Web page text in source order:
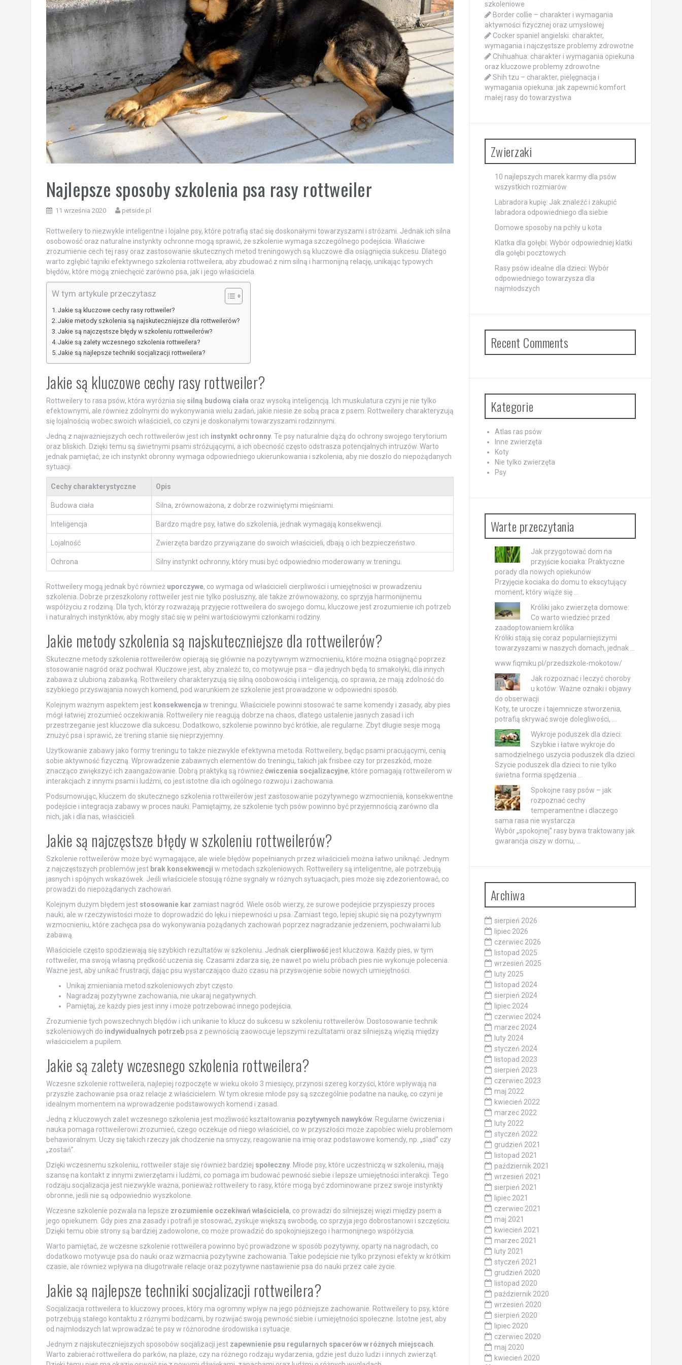
Najlepsze sposoby szkolenia psa rasy rottweiler
11 września 2020 petside.pl
Rottweilery to niezwykle inteligentne i lojalne psy, które potrafią stać się doskonałymi towarzyszami i stróżami. Jednak ich silna
osobowość oraz naturalne instynkty ochronne mogą sprawić, że szkolenie wymaga szczególnego podejścia. Właściwe
zrozumienie cech tej rasy oraz zastosowanie skutecznych metod treningowych są kluczowe dla osiągnięcia sukcesu. Dlatego
warto zgłębić tajniki efektywnego szkolenia rottweilera, aby zbudować z nim silną i harmonijną relację, unikając typowych
błędów, które mogą zniechęcić zarówno psa, jak i jego właściciela.
W tym artykule przeczytasz
Jakie są kluczowe cechy rasy rottweiler?
Jakie metody szkolenia są najskuteczniejsze dla rottweilerów?
Jakie są najczęstsze błędy w szkoleniu rottweilerów?
Jakie są zalety wczesnego szkolenia rottweilera?
Jakie są najlepsze techniki socjalizacji rottweilera?
Jakie są kluczowe cechy rasy rottweiler?
Rottweilery to rasa psów, która wyróżnia się silną budową ciała oraz wysoką inteligencją. Ich muskulatura czyni je nie tylko
efektownymi, ale również zdolnymi do wykonywania wielu zadań, jakie niesie ze sobą praca z psem. Rottweilery charakteryzują
się lojalnością wobec swoich właścicieli, co czyni je doskonałymi towarzyszami rodzinnymi.
Jedną z najważniejszych cech rottweilerów jest ich instynkt ochronny. Te psy naturalnie dążą do ochrony swojego terytorium
oraz bliskich. Dzięki temu są świetnymi psami stróżującymi, a ich obecność często odstrasza potencjalnych intruzów. Warto
jednak pamiętać, że ich instynkt obronny wymaga odpowiedniego ukierunkowania i szkolenia, aby nie doszło do niepożądanych
sytuacji.
Cechy charakterystyczne Opis
Budowa ciała Silna, zrównoważona, z dobrze rozwiniętymi mięśniami.
Inteligencja Bardzo mądre psy, łatwe do szkolenia, jednak wymagają konsekwencji.
Lojalność Zwierzęta bardzo przywiązane do swoich właścicieli, dbają o ich bezpieczeństwo.
Ochrona Silny instynkt ochronny, który musi być odpowiednio moderowany w treningu.
Rottweilery mogą jednak być również uporczywe, co wymaga od właścicieli cierpliwości i umiejętności w prowadzeniu
szkolenia. Dobrze przeszkolony rottweiler jest nie tylko posłuszny, ale także zrównoważony, co sprzyja harmonijnemu
współżyciu z rodziną. Dla tych, którzy rozważają przyjęcie rottweilera do swojego domu, kluczowe jest zrozumienie ich potrzeb
i naturalnych instynktów, aby mogły stać się w pełni wartościowymi członkami rodziny.
Jakie metody szkolenia są najskuteczniejsze dla rottweilerów?
Skuteczne metody szkolenia rottweilerów opierają się głównie na pozytywnym wzmocnieniu, które można osiągnąć poprzez
stosowanie nagród oraz pochwał. Kluczowe jest, aby znaleźć to, co motywuje psa – dla jednych będą to smakołyki, dla innych
zabawa z ulubioną zabawką. Rottweilery charakteryzują się silną osobowością i inteligencją, co sprawia, że mają zdolność do
szybkiego przyswajania nowych komend, pod warunkiem że szkolenie jest prowadzone w odpowiedni sposób.
Kolejnym ważnym aspektem jest konsekwencja w treningu. Właściciele powinni stosować te same komendy i zasady, aby pies
mógł łatwiej zrozumieć oczekiwania. Rottweilery nie reagują dobrze na chaos, dlatego ustalenie jasnych zasad i ich
przestrzeganie jest kluczowe dla sukcesu. Dodatkowo, szkolenie powinno być krótkie, ale regularne. Zbyt długie sesje mogą
znużyć psa i sprawić, że trening stanie się nieprzyjemny.
Użytkowanie zabawy jako formy treningu to także niezwykle efektywna metoda. Rottweilery, będąc psami pracującymi, cenią
sobie aktywność fizyczną. Wprowadzenie zabawnych elementów do treningu, takich jak frisbee czy tor przeszkód, może
znacząco zwiększyć ich zaangażowanie. Dobrą praktyką są również ćwiczenia socjalizacyjne, które pomagają rottweilerom w
interakcjach z innymi psami i ludźmi, co jest istotne dla ich ogólnego rozwoju i zachowania.
Podsumowując, kluczem do skutecznego szkolenia rottweilerów jest zastosowanie pozytywnego wzmocnienia, konsekwentne
podejście i integracja zabawy w proces nauki. Pamiętajmy, że szkolenie tych psów powinno być przyjemnością zarówno dla
nich, jak i dla nas, właścicieli.
Jakie są najczęstsze błędy w szkoleniu rottweilerów?
Szkolenie rottweilerów może być wymagające, ale wiele błędów popełnianych przez właścicieli można łatwo uniknąć. Jednym
z najczęstszych problemów jest brak konsekwencji w metodach szkoleniowych. Rottweilery są inteligentne, ale potrzebują
jasnych i spójnych wskazówek. Jeśli właściciele stosują różne sygnały w różnych sytuacjach, pies może się zdezorientować, co
prowadzi do niepożądanych zachowań.
Kolejnym dużym błędem jest stosowanie kar zamiast nagród. Wiele osób wierzy, że surowe podejście przyspieszy proces
nauki, ale w rzeczywistości może to doprowadzić do lęku i niepewności u psa. Zamiast tego, lepiej skupić się na pozytywnym
wzmocnieniu, które zachęca psa do wykonywania pożądanych zachowań poprzez nagradzanie jedzeniem, pochwałami lub
zabawą.
Właściciele często spodziewają się szybkich rezultatów w szkoleniu. Jednak cierpliwośćjest kluczowa. Każdy pies, w tym
rottweiler, ma swoją własną prędkość uczenia się. Czasami zdarza się, że nawet po wielu próbach pies nie wykonuje polecenia.
Ważne jest, aby unikać frustracji, dając psu wystarczająco dużo czasu na przyswojenie sobie nowych umiejętności.
Unikaj zmieniania metod szkoleniowych zbyt często.
Nagradzaj pozytywne zachowania, nie ukaraj negatywnych.
Pamiętaj, że każdy pies jest inny i może potrzebować innego podejścia.
Zrozumienie tych powszechnych błędów i ich unikanie to klucz do sukcesu w szkoleniu rottweilerów. Dostosowanie technik
szkoleniowych do indywidualnych potrzebpsa z pewnością zaowocuje lepszymi rezultatami oraz silniejszą więzią między
właścicielem a pupilem.
Jakie są zalety wczesnego szkolenia rottweilera?
Wczesne szkolenie rottweilera, najlepiej rozpoczęte w wieku około 3 miesięcy, przynosi szereg korzyści, które wpływają na
przyszłe zachowanie psa oraz relacje z właścicielem. W tym okresie młode psy są szczególnie podatne na naukę, co czyni je
idealnym momentem na wprowadzenie podstawowych komend i zasad.
Jedną z kluczowych zalet wczesnego szkolenia jest możliwość kształtowania pozytywnych nawyków. Regularne ćwiczenia i
nauka pomaga rottweilerowi zrozumieć, czego oczekuje od niego właściciel, co w przyszłości może zapobiec wielu problemom
behawioralnym. Uczy się takich rzeczy jak chodzenie na smyczy, reagowanie na imię oraz podstawowe komendy, np. „siad” czy
„zostań”.
Dzięki wczesnemu szkoleniu, rottweiler staje się również bardziej społeczny. Młode psy, które uczestniczą w szkoleniu, mają
szansę na kontakt z innymi zwierzętami i ludźmi, co pomaga im budować pewność siebie i lepsze umiejętności interakcji. Tego
rodzaju socjalizacja jest niezwykle ważna, ponieważ rottweilery to rasy, które mogą być zdominowane przez swoje instynkty
obronne, jeśli nie są odpowiednio wyszkolone.
Wczesne szkolenie pozwala na lepsze zrozumienie oczekiwań właściciela, co prowadzi do silniejszej więzi między psem a
jego opiekunem. Gdy pies zna zasady i potrafi je stosować, zyskuje większą swobodę, co sprzyja jego dobrostanowi i szczęściu.
Dzięki temu obie strony są bardziej zadowolone, co może prowadzić do spokojniejszego i harmonijnego współżycia.
Warto pamiętać, że wczesne szkolenie rottweilera powinno być prowadzone w sposób pozytywny, oparty na nagrodach, co
dodatkowo motywuje psa do nauki oraz wzmacnia pozytywne zachowania. Takie podejście nie tylko przynosi efekty w krótkim
czasie, ale również wpływa na długotrwałe relacje oraz pozytywne nastawienie psa do nauki przez całe życie.
Jakie są najlepsze techniki socjalizacji rottweilera?
Socjalizacja rottweilera to kluczowy proces, który ma ogromny wpływ na jego późniejsze zachowanie. Rottweilery to psy, które
potrzebują stałego kontaktu z różnymi bodźcami, by rozwijać swoją pewność siebie i umiejętności społeczne. Istotne jest, aby
od najmłodszych lat wprowadzać te psy w różnorodne środowiska i sytuacje.
Jednym z najskuteczniejszych sposobów socjalizacji jest zapewnienie psu regularnych spacerów w różnych miejscach
Warto zabierać rottweilera do parków, na plaże, czy na różnego rodzaju wydarzenia, gdzie jest dużo ludzi i innych zwierząt.
szkoleniowe
Border collie – charakter i wymagania
aktywności fizycznej oraz umysłowej
Cocker spaniel angielski: charakter,
wymagania i najczęstsze problemy zdrowotne
Chihuahua: charakter i wymagania opiekuna
oraz kluczowe problemy zdrowotne
Shih tzu – charakter, pielęgnacja i
wymagania opiekuna: jak zapewnić komfort
małej rasy do towarzystwa
Zwierzaki
10 najlepszych marek karmy dla psów
wszystkich rozmiarów
Labradora kupię: Jak znaleźć i zakupić
labradora odpowiedniego dla siebie
Domowe sposoby na pchły u kota
Klatka dla gołębi: Wybór odpowiedniej klatki
dla gołębi pocztowych
Rasy psów idealne dla dzieci: Wybór
odpowiedniego towarzysza dla
najmłodszych
Recent Comments
Kategorie
Atlas ras psów
Inne zwierzęta
Koty
Nie tylko zwierzęta
Psy
Warte przeczytania
Jak przygotować dom na
przyjście kociaka: Praktyczne
porady dla nowych opiekunów
Przyjęcie kociaka do domu to ekscytujący
moment, który wiąże się …
Króliki jako zwierzęta domowe:
Co warto wiedzieć przed
zaadoptowaniem królika
Króliki stają się coraz popularniejszymi
towarzyszami w naszych domach, jednak …
www.fiqmiku.pl/przedszkole-mokotow/
Jak rozpoznać i leczyć choroby
u kotów: Ważne oznaki i objawy
do obserwacji
Koty, te urocze i tajemnicze stworzenia,
potrafią skrywać swoje dolegliwości, …
Wykroje poduszek dla dzieci:
Szybkie i łatwe wykroje do
samodzielnego uszycia poduszek dla dzieci
Szycie poduszek dla dzieci to nie tylko
świetna forma spędzenia …
Spokojne rasy psów – jak
rozpoznać cechy
temperamentne i dlaczego
sama rasa nie wystarcza
Wybór „spokojnej” rasy bywa traktowany jak
gwarancja ciszy w domu, …
Archiwa
sierpień 2026
lipiec 2026
czerwiec 2026
listopad 2025
wrzesień 2025
luty 2025
listopad 2024
sierpień 2024
lipiec 2024
czerwiec 2024
marzec 2024
luty 2024
styczeń 2024
listopad 2023
sierpień 2023
czerwiec 2023
maj 2022
kwiecień 2022
marzec 2022
luty 2022
styczeń 2022
grudzień 2021
listopad 2021
październik 2021
wrzesień 2021
sierpień 2021
lipiec 2021
czerwiec 2021
maj 2021
kwiecień 2021
marzec 2021
luty 2021
styczeń 2021
grudzień 2020
listopad 2020
październik 2020
wrzesień 2020
sierpień 2020
lipiec 2020
czerwiec 2020
maj 2020
kwiecień 2020